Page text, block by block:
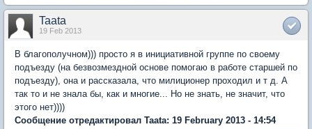
Taata
19 Feb 2013
В благополучном))) просто я в инициативной группе по своему
подъезду (на безвозмездной основе помогаю в работе старшей по
подъезду), она и рассказала, что милиционер проходил и т д. А
так то и не знала бы, как и многие... Но не знать, не значит, что
этого нет))))
Сообщение отредактировал Taata: 19 February 2013 - 14:54